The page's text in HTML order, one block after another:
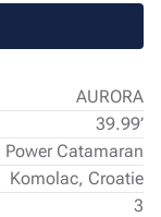
AURORA
39.99’
Power Catamaran
Komolac, Croatie
3